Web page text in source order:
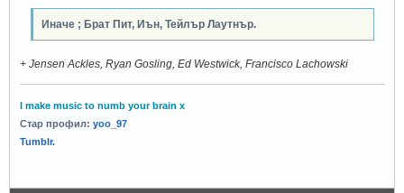
Иначе ; Брат Пит, Иън, Тейлър Лаутнър.
+ Jensen Ackles, Ryan Gosling, Ed Westwick, Francisco Lachowski
I make music to numb your brain x
Стар профил: yoo_97
Tumblr.